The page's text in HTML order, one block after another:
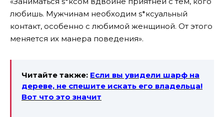
любишь. Мужчинам необходим s*ксуальный
контакт, особенно с любимой женщиной. От этого
меняется их манера поведения».
Читайте также: Если вы увидели шарф на
дереве, не спешите искать его владельца!
Вот что это значит